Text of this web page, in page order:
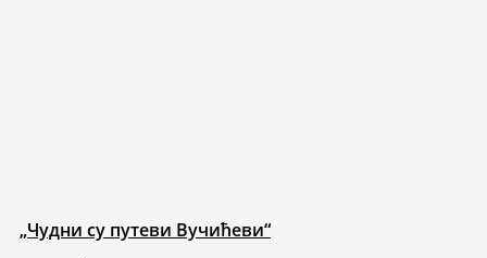
„Чудни су путеви Вучићеви“